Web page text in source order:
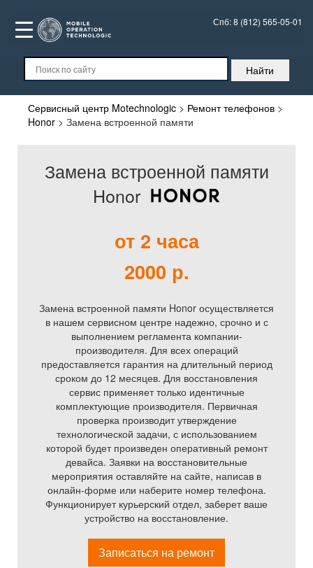
Спб:8 (812) 565-05-01
Сервисный центр Motechnologic > Ремонт телефонов >
Honor > Замена встроенной памяти
Замена встроенной памяти
Honor
от 2 часа
2000 р.
Замена встроенной памяти Honor осуществляется
в нашем сервисном центре надежно, срочно и с
выполнением регламента компании-
производителя. Для всех операций
предоставляется гарантия на длительный период
сроком до 12 месяцев. Для восстановления
сервис применяет только идентичные
комплектующие производителя. Первичная
проверка производит утверждение
технологической задачи, с использованием
которой будет произведен оперативный ремонт
девайса. Заявки на восстановительные
мероприятия оставляйте на сайте, написав в
онлайн-форме или наберите номер телефона.
Функционирует курьерский отдел, заберет ваше
устройство на восстановление.
Записаться на ремонт